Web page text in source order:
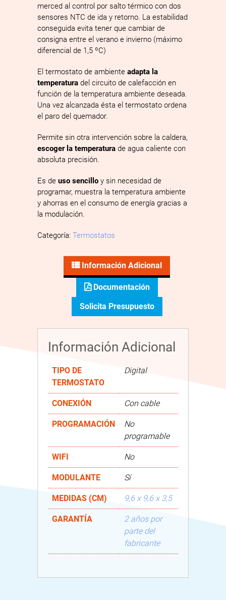
merced al control por salto térmico con dos
sensores NTC de ida y retorno. La estabilidad
conseguida evita tener que cambiar de
consigna entre el verano e invierno (máximo
diferencial de 1,5 ºC)
El termostato de ambiente adapta la
temperatura del circuito de calefacción en
función de la temperatura ambiente deseada.
Una vez alcanzada ésta el termostato ordena
el paro del quemador.
Permite sin otra intervención sobre la caldera,
escoger la temperatura de agua caliente con
absoluta precisión.
Es de uso sencillo y sin necesidad de
programar, muestra la temperatura ambiente
y ahorras en el consumo de energía gracias a
la modulación.
Categoría: Termostatos
Información Adicional
Documentación
Solicita Presupuesto
Información Adicional
TIPO DE
TERMOSTATO
Digital
CONEXIÓN Con cable
PROGRAMACIÓN
No
programable
WIFI No
MODULANTE Sí
MEDIDAS (CM) 9,6 x 9,6 x 3,5
GARANTÍA
2 años por
parte del
fabricante